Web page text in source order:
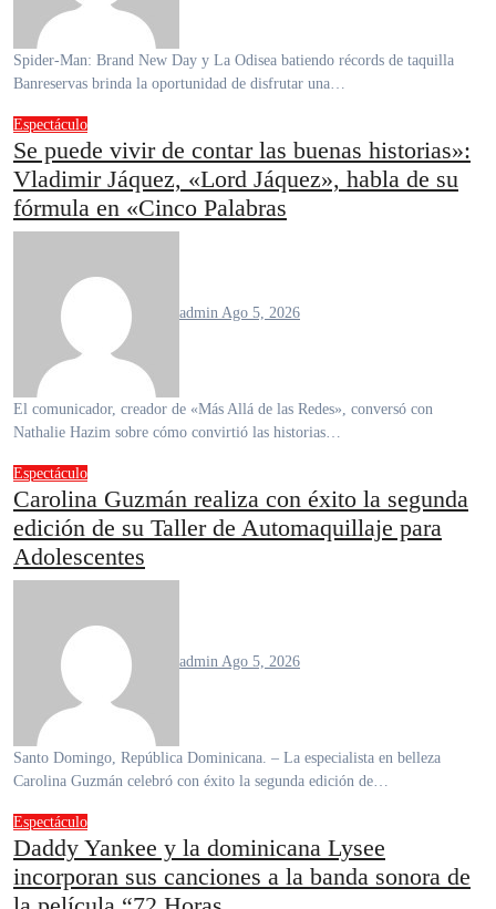
Spider-Man: Brand New Day y La Odisea batiendo récords de taquilla
Banreservas brinda la oportunidad de disfrutar una…
Espectáculo
Se puede vivir de contar las buenas historias»:
Vladimir Jáquez, «Lord Jáquez», habla de su
fórmula en «Cinco Palabras
admin Ago 5, 2026
El comunicador, creador de «Más Allá de las Redes», conversó con
Nathalie Hazim sobre cómo convirtió las historias…
Espectáculo
Carolina Guzmán realiza con éxito la segunda
edición de su Taller de Automaquillaje para
Adolescentes
admin Ago 5, 2026
Santo Domingo, República Dominicana. – La especialista en belleza
Carolina Guzmán celebró con éxito la segunda edición de…
Espectáculo
Daddy Yankee y la dominicana Lysee
incorporan sus canciones a la banda sonora de